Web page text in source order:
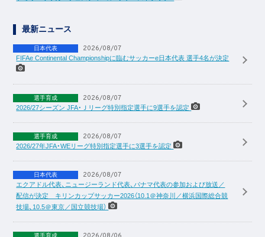
最新ニュース
日本代表 2026/08/07
FIFAe Continental Championshipに臨むサッカーe日本代表 選手4名が決定
選手育成 2026/08/07
2026/27シーズン JFA・Ｊリーグ特別指定選手に9選手を認定
選手育成 2026/08/07
2026/27年JFA・WEリーグ特別指定選手に3選手を認定
日本代表 2026/08/07
エクアドル代表、ニュージーランド代表、パナマ代表の参加および放送／
配信が決定 キリンカップサッカー2026（10.1＠神奈川／横浜国際総合競
技場、10.5＠東京／国立競技場）
選手育成